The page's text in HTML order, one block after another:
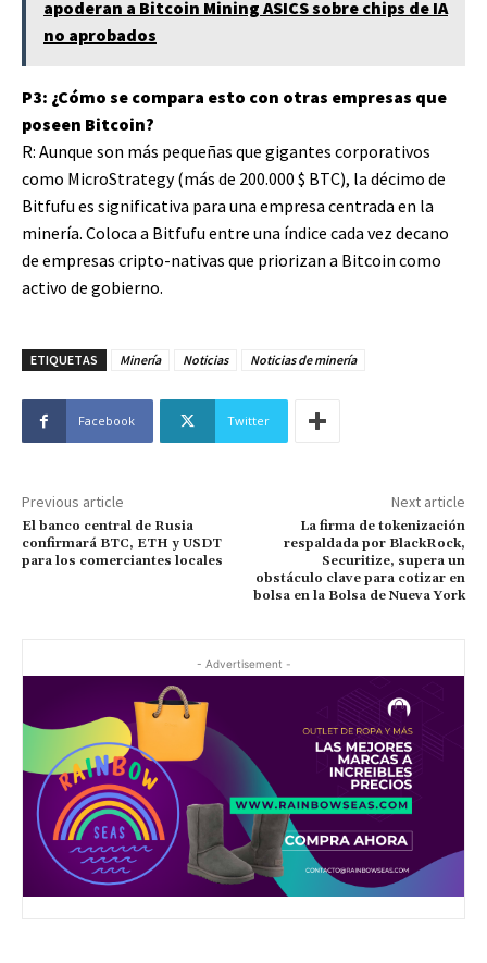
apoderan a Bitcoin Mining ASICS sobre chips de IA
no aprobados
P3: ¿Cómo se compara esto con otras empresas que
poseen Bitcoin?
R: Aunque son más pequeñas que gigantes corporativos
como MicroStrategy (más de 200.000 $ BTC), la décimo de
Bitfufu es significativa para una empresa centrada en la
minería. Coloca a Bitfufu entre una índice cada vez decano
de empresas cripto-nativas que priorizan a Bitcoin como
activo de gobierno.
ETIQUETAS Minería Noticias Noticias de minería
Facebook Twitter
Previous article
El banco central de Rusia
confirmará BTC, ETH y USDT
para los comerciantes locales
Next article
La firma de tokenización
respaldada por BlackRock,
Securitize, supera un
obstáculo clave para cotizar en
bolsa en la Bolsa de Nueva York
- Advertisement -